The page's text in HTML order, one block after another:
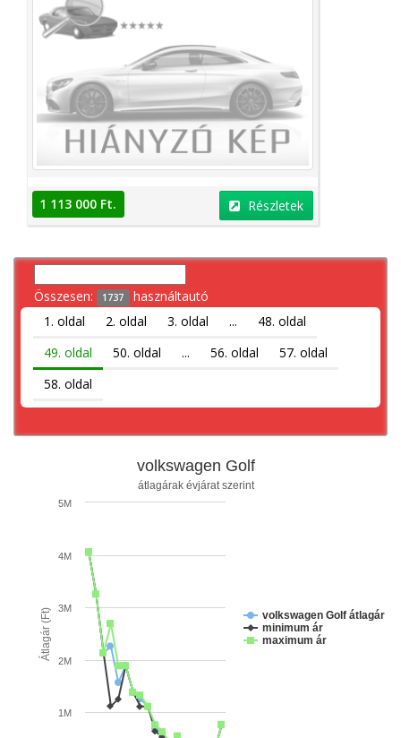
1 113 000 Ft. Részletek
Összesen: 1737 használtautó
1. oldal
2. oldal 3. oldal ...
48. oldal
49. oldal
50. oldal ... 56. oldal
57. oldal
58. oldal
Átlagár (Ft)
volkswagen Golf
átlagárak évjárat szerint
volkswagen Golf átlagár
minimum ár
maximum ár
1M
2M
3M
4M
5M